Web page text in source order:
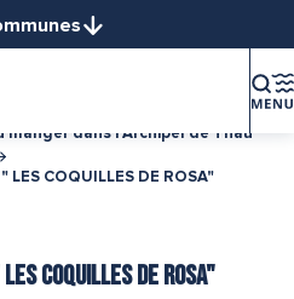
manger dans l’Archipel de Thau
LES COQUILLES DE ROSA"
COQUILLES DE ROSA"